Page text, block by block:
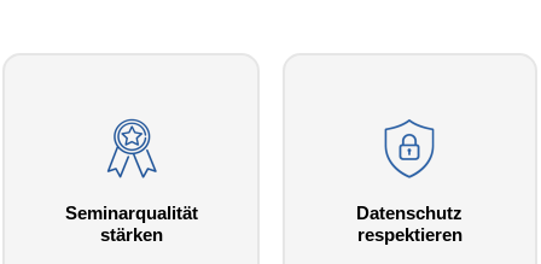
Seminarqualität
stärken
Datenschutz
respektieren